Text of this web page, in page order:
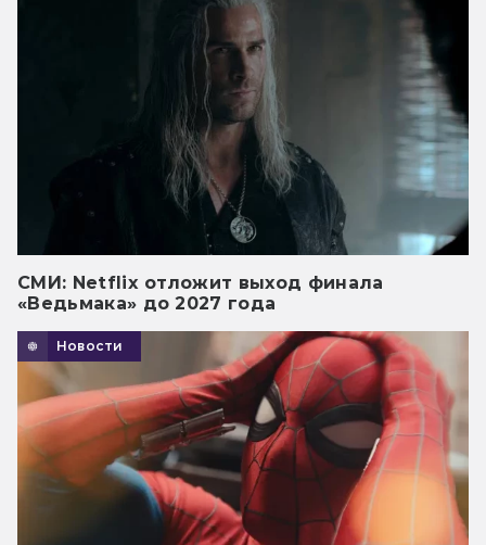
СМИ: Netflix отложит выход финала
«Ведьмака» до 2027 года
Новости